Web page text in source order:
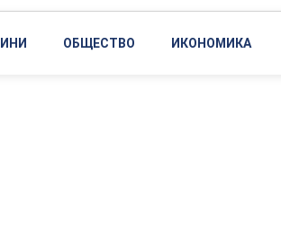
ОБЩЕСТВО ИКОНОМИКА